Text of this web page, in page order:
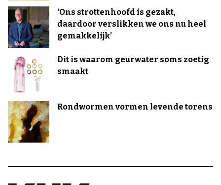
‘Ons strottenhoofd is gezakt,
daardoor verslikken we ons nu heel
gemakkelijk’
Dit is waarom geurwater soms zoetig
smaakt
Rondwormen vormen levende torens